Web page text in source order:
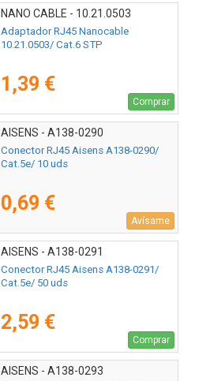
NANO CABLE - 10.21.0503
Adaptador RJ45 Nanocable
10.21.0503/ Cat.6 STP
1,39 €
Comprar
AISENS - A138-0290
Conector RJ45 Aisens A138-0290/
Cat.5e/ 10 uds
0,69 €
Avísame
AISENS - A138-0291
Conector RJ45 Aisens A138-0291/
Cat.5e/ 50 uds
2,59 €
Comprar
AISENS - A138-0293